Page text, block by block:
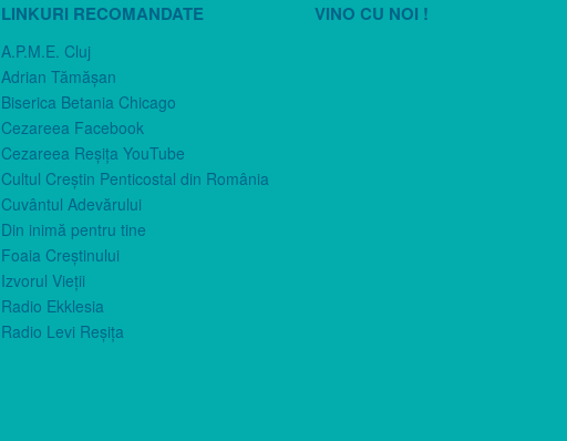
LINKURI RECOMANDATE
A.P.M.E. Cluj
Adrian Tămăşan
Biserica Betania Chicago
Cezareea Facebook
Cezareea Reşiţa YouTube
Cultul Creştin Penticostal din România
Cuvântul Adevărului
Din inimă pentru tine
Foaia Creştinului
Izvorul Vieţii
Radio Ekklesia
Radio Levi Reşiţa
VINO CU NOI !